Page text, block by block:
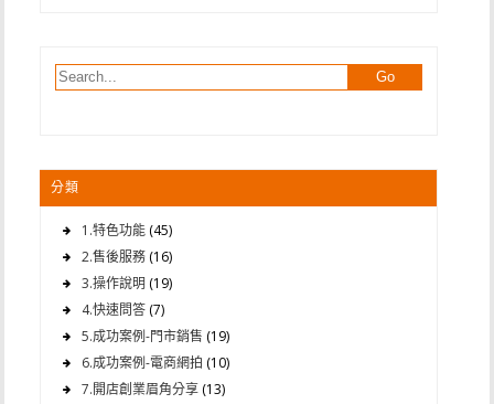
分類
1.特色功能(45)
2.售後服務(16)
3.操作說明(19)
4.快速問答(7)
5.成功案例-門市銷售 (19)
6.成功案例-電商網拍 (10)
7.開店創業眉角分享(13)